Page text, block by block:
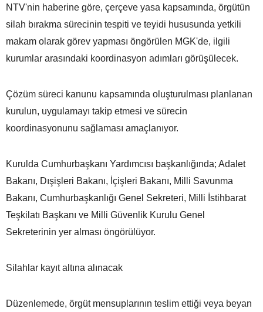
NTV'nin haberine göre, çerçeve yasa kapsamında, örgütün
silah bırakma sürecinin tespiti ve teyidi hususunda yetkili
makam olarak görev yapması öngörülen MGK'de, ilgili
kurumlar arasındaki koordinasyon adımları görüşülecek.
Çözüm süreci kanunu kapsamında oluşturulması planlanan
kurulun, uygulamayı takip etmesi ve sürecin
koordinasyonunu sağlaması amaçlanıyor.
Kurulda Cumhurbaşkanı Yardımcısı başkanlığında; Adalet
Bakanı, Dışişleri Bakanı, İçişleri Bakanı, Milli Savunma
Bakanı, Cumhurbaşkanlığı Genel Sekreteri, Milli İstihbarat
Teşkilatı Başkanı ve Milli Güvenlik Kurulu Genel
Sekreterinin yer alması öngörülüyor.
Silahlar kayıt altına alınacak
Düzenlemede, örgüt mensuplarının teslim ettiği veya beyan